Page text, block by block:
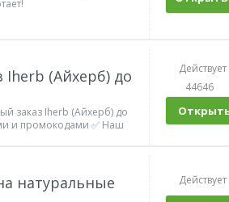
(Айхерб) до
заказ Iherb (Айхерб) до
и промокодами ✅ Наш
Действует
44646
натуральные Действует